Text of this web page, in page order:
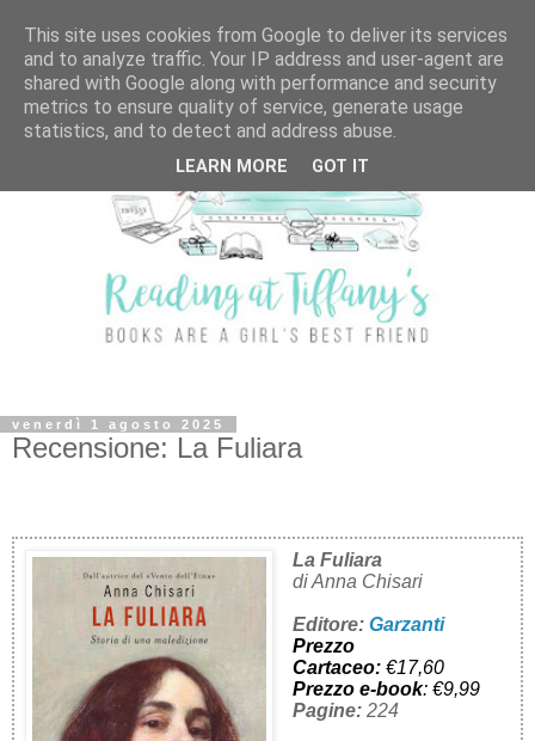
venerdì 1 agosto 2025
Recensione: La Fuliara
La Fuliara
di Anna Chisari
Editore: Garzanti
Prezzo
Cartaceo:€17,60
Prezzoe-book: €9,99
Pagine: 224
This site uses cookies from Google to deliver its services
and to analyze traffic. Your IP address and user-agent are
shared with Google along with performance and security
metrics to ensure quality of service, generate usage
statistics, and to detect and address abuse.
LEARN MORE GOT IT